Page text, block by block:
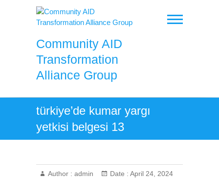
Community AID
Transformation
Alliance Group
türkiye’de kumar yargı
yetkisi belgesi 13
Author : admin Date : April 24, 2024